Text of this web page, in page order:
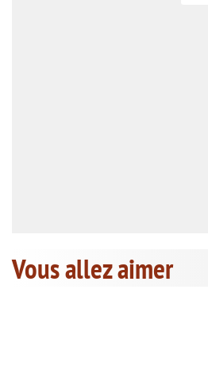
Vous allez aimer